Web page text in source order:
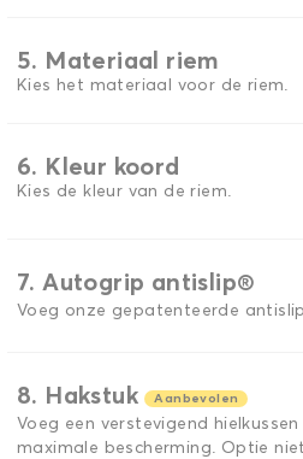
5. Materiaal riem
Kies het materiaal voor de riem.
6. Kleur koord
Kies de kleur van de riem.
7. Autogrip antislip®
Voeg onze gepatenteerde
8. Hakstuk Aanbevolen
Voeg een verstevigend
maximale bescherming. Optie